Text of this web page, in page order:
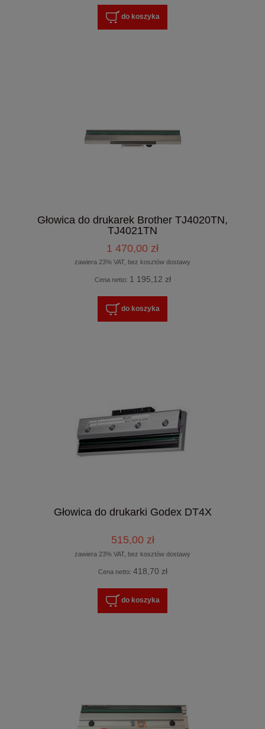
do koszyka
Głowica do drukarek Brother TJ4020TN,
TJ4021TN
1 470,00 zł
zawiera 23% VAT, bez kosztów dostawy
Cena netto: 1 195,12 zł
do koszyka
Głowica do drukarki Godex DT4X
515,00 zł
zawiera 23% VAT, bez kosztów dostawy
Cena netto: 418,70 zł
do koszyka